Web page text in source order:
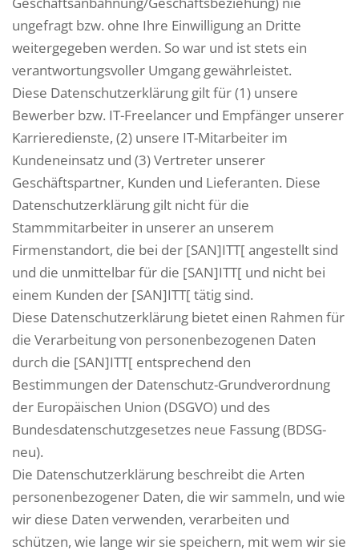
ungefragt bzw. ohne Ihre Einwilligung an Dritte
weitergegeben werden. So war und ist stets ein
verantwortungsvoller Umgang gewährleistet.
Diese Datenschutzerklärung gilt für (1) unsere
Bewerber bzw. IT-Freelancer und Empfänger unserer
Karrieredienste, (2) unsere IT-Mitarbeiter im
Kundeneinsatz und (3) Vertreter unserer
Geschäftspartner, Kunden und Lieferanten. Diese
Datenschutzerklärung gilt nicht für die
Stammmitarbeiter in unserer an unserem
Firmenstandort, die bei der [SAN]ITT[ angestellt sind
und die unmittelbar für die [SAN]ITT[ und nicht bei
einem Kunden der [SAN]ITT[ tätig sind.
Diese Datenschutzerklärung bietet einen Rahmen für
die Verarbeitung von personenbezogenen Daten
durch die [SAN]ITT[ entsprechend den
Bestimmungen der Datenschutz-Grundverordnung
der Europäischen Union (DSGVO) und des
Bundesdatenschutzgesetzes neue Fassung (BDSG-
neu).
Die Datenschutzerklärung beschreibt die Arten
personenbezogener Daten, die wir sammeln, und wie
wir diese Daten verwenden, verarbeiten und
schützen, wie lange wir sie speichern, mit wem wir sie